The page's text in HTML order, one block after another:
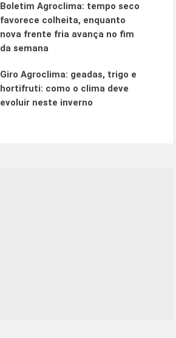
Boletim Agroclima: tempo seco
favorece colheita, enquanto
nova frente fria avança no fim
da semana
Giro Agroclima: geadas, trigo e
hortifruti: como o clima deve
evoluir neste inverno